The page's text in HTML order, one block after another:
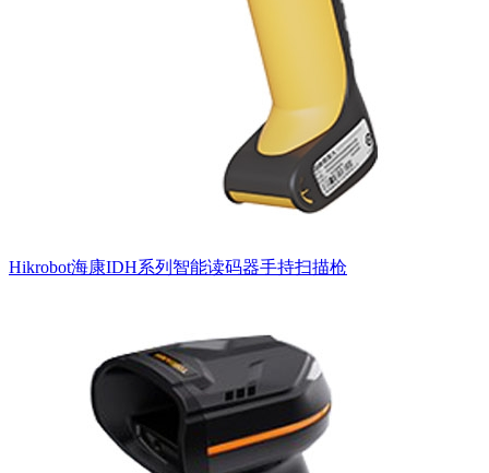
Hikrobot海康IDH系列智能读码器手持扫描枪